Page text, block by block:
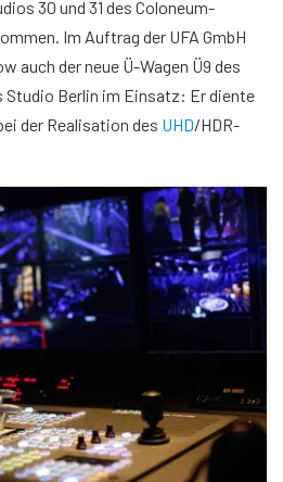
30 und 31 des Coloneum-
Im Auftrag der UFA GmbH
auch der neue Ü-Wagen Ü9 des
Berlin im Einsatz: Er diente
der Realisation des UHD/HDR-